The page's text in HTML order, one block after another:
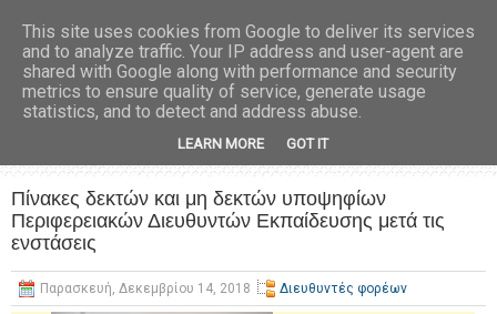
Πίνακες δεκτών και μη δεκτών υποψηφίων
Περιφερειακών Διευθυντών Εκπαίδευσης μετά τις
ενστάσεις
Παρασκευή, Δεκεμβρίου 14, 2018 Διευθυντές φορέων
This site uses cookies from Google to deliver its services
and to analyze traffic. Your IP address and user-agent are
shared with Google along with performance and security
metrics to ensure quality of service, generate usage
statistics, and to detect and address abuse.
LEARN MORE GOT IT